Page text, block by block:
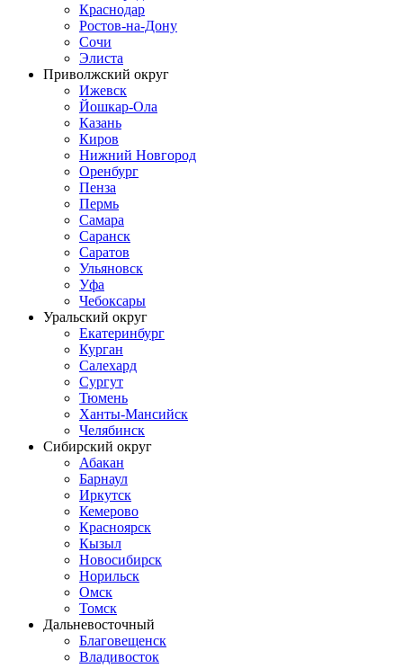
Краснодар
Ростов-на-Дону
Сочи
Элиста
Приволжский округ
Ижевск
Йошкар-Ола
Казань
Киров
Нижний Новгород
Оренбург
Пенза
Пермь
Самара
Саранск
Саратов
Ульяновск
Уфа
Чебоксары
Уральский округ
Екатеринбург
Курган
Салехард
Сургут
Тюмень
Ханты-Мансийск
Челябинск
Сибирский округ
Абакан
Барнаул
Иркутск
Кемерово
Красноярск
Кызыл
Новосибирск
Норильск
Омск
Томск
Дальневосточный
Благовещенск
Владивосток